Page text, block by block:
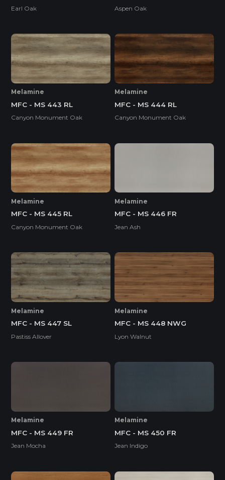
Earl Oak Aspen Oak
Melamine
MFC - MS 443 RL
Canyon Monument Oak
Melamine
MFC - MS 444 RL
Canyon Monument Oak
Melamine
MFC - MS 445 RL
Canyon Monument Oak
Melamine
MFC - MS 446 FR
Jean Ash
Melamine
MFC - MS 447 SL
Pastiss Allover
Melamine
MFC - MS 448 NWG
Lyon Walnut
Melamine
MFC - MS 449 FR
Jean Mocha
Melamine
MFC - MS 450 FR
Jean Indigo